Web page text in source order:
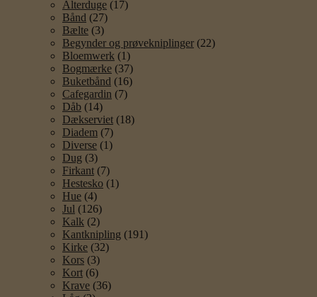
Alterduge (17)
Bånd (27)
Bælte (3)
Begynder og prøvekniplinger (22)
Bloemwerk (1)
Bogmærke (37)
Buketbånd (16)
Cafegardin (7)
Dåb (14)
Dækserviet (18)
Diadem (7)
Diverse (1)
Dug (3)
Firkant (7)
Hestesko (1)
Hue (4)
Jul (126)
Kalk (2)
Kantknipling (191)
Kirke (32)
Kors (3)
Kort (6)
Krave (36)